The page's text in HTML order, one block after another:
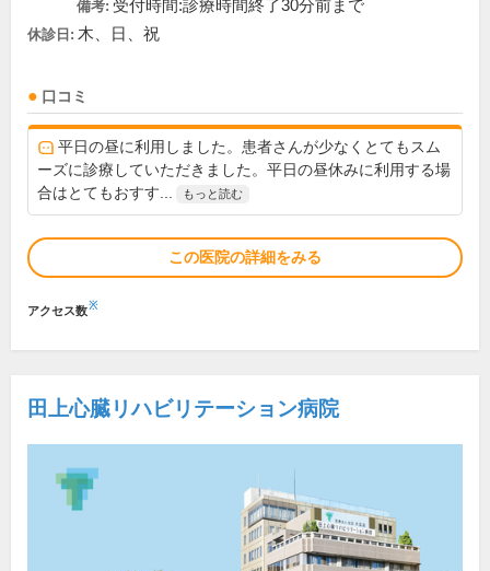
備考: 受付時間:診療時間終了30分前まで
休診日: 木、日、祝
口コミ
平日の昼に利用しました。患者さんが少なくとてもスム
ーズに診療していただきました。平日の昼休みに利用する場
合はとてもおすす...
もっと読む
この医院の詳細をみる
アクセス数※
田上心臓リハビリテーション病院